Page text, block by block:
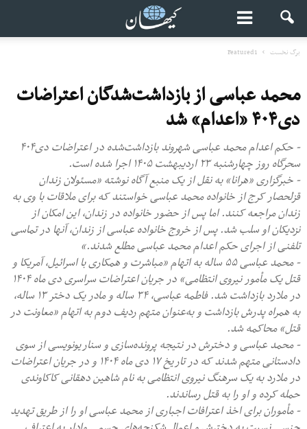
برگ نخست Featured1
محمد عباسی از بازداشت‌شدگان اعتراضات
دی۴۰۴ «اعدام» شد
- حکم اعدام محمد عباسی شهروند بازداشت‌شده در اعتراضات دی۴۰۴
سحرگاه روز چهارشنبه ۲۳ اردیبهشت ۱۴۰۵ اجرا شده است.
- خبرگزاری «هرانا» به نقل از یک منبع آگاه نوشته «مسئولان زندان
قزلحصار کرج از خانواده محمد عباسی خواستند که برای ملاقات با وی به
زندان مراجعه کنند. اما پس از حضور خانواده در زندان، این امکان از
نزدیکان او سلب شد. پس از خروج خانواده عباسی از زندان، آنها در تماسی
تلفنی از اجرای حکم اعدام محمد عباسی مطلع شدند.»
- محمد عباسی ۵۵ ساله به اتهام «مباشرت و همکاری با اسرائیل، آمریکا و
قتل یک مأمور نیروی انتظامی» در جریان اعتراضات سراسری دی ماه ۱۴۰۴
در ملارد بازداشت شد. فاطمه عباسی، ۳۴ ساله و مادر یک دختر ۱۳ ساله،
به همراه پدرش بازداشت و به‌عنوان متهم ردیف دوم به اتهام «معاونت در
قتل» محاکمه شد.
- محمد عباسی و دخترش در نتیجه پرونده‌سازی و سناریونویسی از سوی
دادستانی متهم شدند که در تاریخ ۱۷ دی ماه ۱۴۰۴ و در جریان اعتراضات
در ملارد به یک سرهنگ نیروی انتظامی به نام شاهین دهقانی‌ کاکا‌وندی
حمله کرده و او را به قتل رساندند.
- ‎مأموران برای اخذ اعترافات اجباری از محمد عباسی او را از طریق تهدید